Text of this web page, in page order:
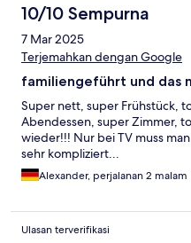
10/10 Sempurna
7 Mar 2025
Terjemahkan dengan Google
familiengeführt und das
Super nett, super Frühstück,
Abendessen, super Zimmer,
wieder!!! Nur bei TV muss
sehr kompliziert...
Alexander, perjalanan 2 malam
Ulasan terverifikasi